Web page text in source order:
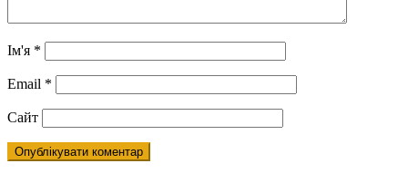
Ім'я *
Email *
Сайт